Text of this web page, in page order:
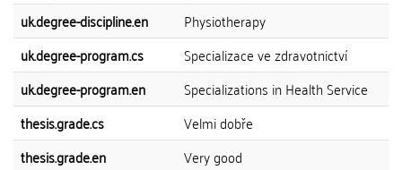
uk.degree-discipline.en
Physiotherapy
uk.degree-program.cs
Specializace ve zdravotnictví
uk.degree-program.en
Specializations in Health Service
thesis.grade.cs
Velmi dobře
thesis.grade.en
Very good